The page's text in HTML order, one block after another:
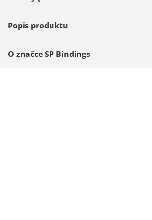
Popis produktu
O značce SP Bindings